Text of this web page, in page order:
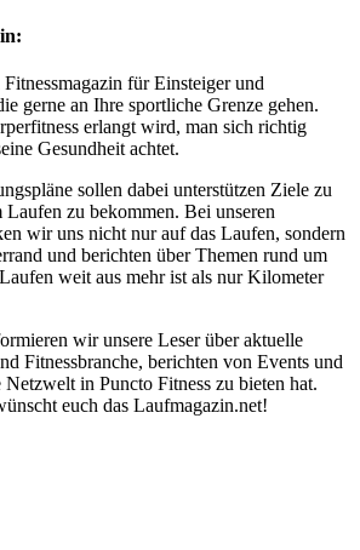
für Einsteiger und
gerne an Ihre sportliche Grenze gehen.
erlangt wird, man sich richtig
Gesundheit achtet.
sollen dabei unterstützen Ziele zu
Laufen zu bekommen. Bei unseren
wir uns nicht nur auf das Laufen, sondern
und berichten über Themen rund um
weit aus mehr ist als nur Kilometer
wir unsere Leser über aktuelle
Fitnessbranche, berichten von Events und
in Puncto Fitness zu bieten hat.
euch das Laufmagazin.net!